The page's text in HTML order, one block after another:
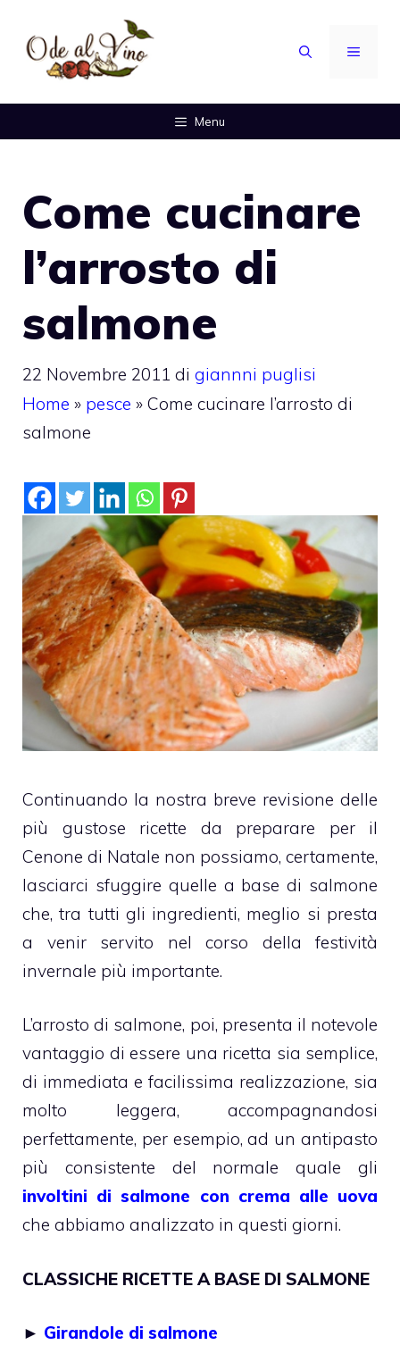
contenuto
MENU
Menu
Come cucinare
l’arrosto di
salmone
22 Novembre 2011 di giannni puglisi
Home » pesce » Come cucinare l’arrosto di
salmone
Continuando la nostra breve revisione delle
più gustose ricette da preparare per il
Cenone di Natale non possiamo, certamente,
lasciarci sfuggire quelle a base di salmone
che, tra tutti gli ingredienti, meglio si presta
a venir servito nel corso della festività
invernale più importante.
L’arrosto di salmone, poi, presenta il notevole
vantaggio di essere una ricetta sia semplice,
di immediata e facilissima realizzazione, sia
molto leggera, accompagnandosi
perfettamente, per esempio, ad un antipasto
più consistente del normale quale gli
involtini di salmone con crema alle uova
che abbiamo analizzato in questi giorni.
CLASSICHE RICETTE A BASE DI SALMONE
► Girandole di salmone